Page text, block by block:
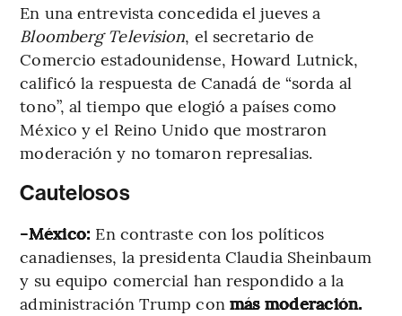
En una entrevista concedida el jueves a
Bloomberg Television, el secretario de
Comercio estadounidense, Howard Lutnick,
calificó la respuesta de Canadá de “sorda al
tono”, al tiempo que elogió a países como
México y el Reino Unido que mostraron
moderación y no tomaron represalias.
Cautelosos
-México: En contraste con los políticos
canadienses, la presidenta Claudia Sheinbaum
y su equipo comercial han respondido a la
administración Trump con más moderación.